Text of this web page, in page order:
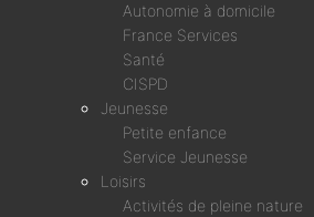
Autonomie à domicile
France Services
Santé
CISPD
Jeunesse
Petite enfance
Service Jeunesse
Loisirs
Activités de pleine nature